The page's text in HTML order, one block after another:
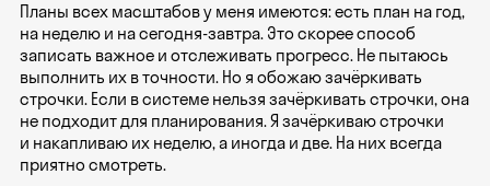
Планы всех масштабов у меня имеются: есть план на год,
на неделю и на сегодня-завтра. Это скорее способ
записать важное и отслеживать прогресс. Не пытаюсь
выполнить их в точности. Но я обожаю зачёркивать
строчки. Если в системе нельзя зачёркивать строчки, она
не подходит для планирования. Я зачёркиваю строчки
и накапливаю их неделю, а иногда и две. На них всегда
приятно смотреть.